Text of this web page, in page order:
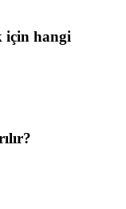
için hangi